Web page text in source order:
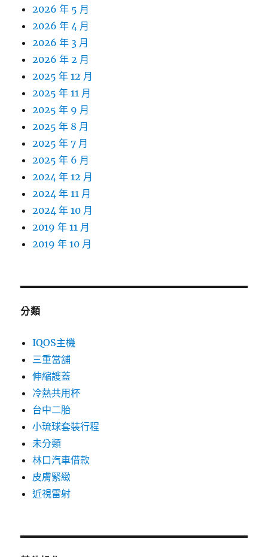
2026 年 5 月
2026 年 4 月
2026 年 3 月
2026 年 2 月
2025 年 12 月
2025 年 11 月
2025 年 9 月
2025 年 8 月
2025 年 7 月
2025 年 6 月
2024 年 12 月
2024 年 11 月
2024 年 10 月
2019 年 11 月
2019 年 10 月
分類
IQOS主機
三重當舖
伸縮護蓋
冷熱共用杯
台中二胎
小琉球套裝行程
未分類
林口汽車借款
皮膚緊緻
近視雷射